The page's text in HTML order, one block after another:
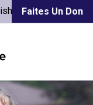
Faites Un Don